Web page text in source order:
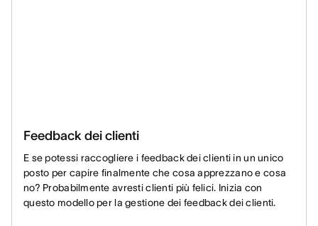
Feedback dei clienti
E se potessi raccogliere i feedback dei clienti in un unico
posto per capire finalmente che cosa apprezzano e cosa
no? Probabilmente avresti clienti più felici. Inizia con
questo modello per la gestione dei feedback dei clienti.